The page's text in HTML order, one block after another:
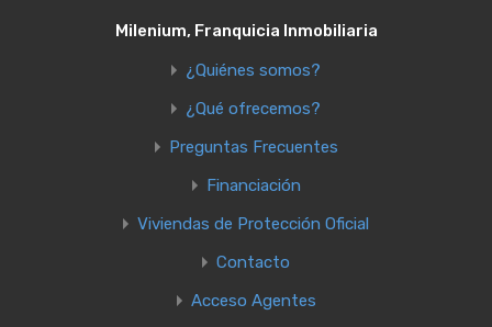
Milenium, Franquicia Inmobiliaria
¿Quiénes somos?
¿Qué ofrecemos?
Preguntas Frecuentes
Financiación
Viviendas de Protección Oficial
Contacto
Acceso Agentes